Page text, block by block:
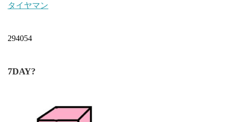
タイヤマン
294054
7DAY?